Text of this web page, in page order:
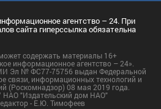
агентство – 24. При
сайта гиперссылка обязательна
содержать материалы 16+
информационное агентство – 24».
Эл № ФС77-75756 выдан Федеральной
связи, информационных технологий и
(Роскомнадзор) 08 мая 2019 года.
НАО "Издательский дом НАО"
- Е.Ю. Тимофеев